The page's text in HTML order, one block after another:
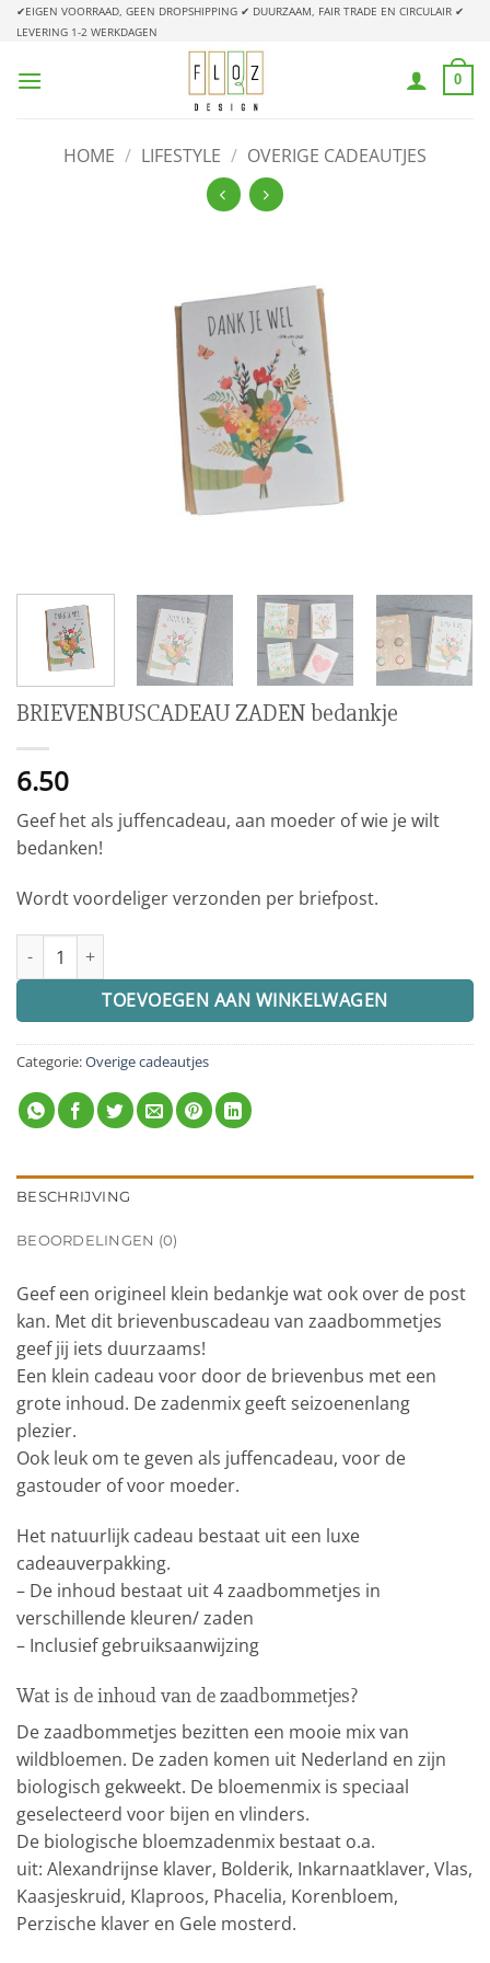
Ga
naar
✔EIGEN VOORRAAD, GEEN DROPSHIPPING ✔ DUURZAAM, FAIR TRADE EN CIRCULAIR ✔
LEVERING 1-2 WERKDAGEN
0
HOME / LIFESTYLE / OVERIGE CADEAUTJES
BRIEVENBUSCADEAU ZADEN bedankje
6.50
Geef het als juffencadeau, aan moeder of wie je wilt
bedanken!
Wordt voordeliger verzonden per briefpost.
BRIEVENBUSCADEAU ZADEN bedankje aantal
TOEVOEGEN AAN WINKELWAGEN
Categorie:Overige cadeautjes
BESCHRIJVING
BEOORDELINGEN (0)
Geef een origineel klein bedankje wat ook over de post
kan. Met dit brievenbuscadeau van zaadbommetjes
geef jij iets duurzaams!
Een klein cadeau voor door de brievenbus met een
grote inhoud. De zadenmix geeft seizoenenlang
plezier.
Ook leuk om te geven als juffencadeau, voor de
gastouder of voor moeder.
Het natuurlijk cadeau bestaat uit een luxe
cadeauverpakking.
– De inhoud bestaat uit 4 zaadbommetjes in
verschillende kleuren/ zaden
– Inclusief gebruiksaanwijzing
Wat is de inhoud van de zaadbommetjes?
De zaadbommetjes bezitten een mooie mix van
wildbloemen. De zaden komen uit Nederland en zijn
biologisch gekweekt. De bloemenmix is speciaal
geselecteerd voor bijen en vlinders.
De biologische bloemzadenmix bestaat o.a.
uit: Alexandrijnse klaver, Bolderik, Inkarnaatklaver, Vlas,
Kaasjeskruid, Klaproos, Phacelia, Korenbloem,
Perzische klaver en Gele mosterd.